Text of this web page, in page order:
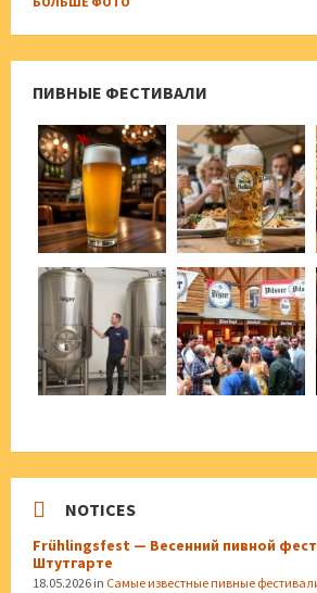
ПИВНЫЕ ФЕСТИВАЛИ
NOTICES
Frühlingsfest — Весенний пивной
Штутгарте
18.05.2026 in Самые известные пивные